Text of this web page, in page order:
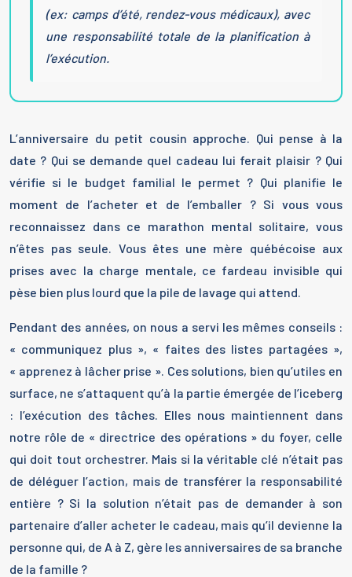
(ex: camps d’été, rendez-vous médicaux), avec
une responsabilité totale de la planification à
l’exécution.
L’anniversaire du petit cousin approche. Qui pense à la
date ? Qui se demande quel cadeau lui ferait plaisir ? Qui
vérifie si le budget familial le permet ? Qui planifie le
moment de l’acheter et de l’emballer ? Si vous vous
reconnaissez dans ce marathon mental solitaire, vous
n’êtes pas seule. Vous êtes une mère québécoise aux
prises avec la charge mentale, ce fardeau invisible qui
pèse bien plus lourd que la pile de lavage qui attend.
Pendant des années, on nous a servi les mêmes conseils :
« communiquez plus », « faites des listes partagées »,
« apprenez à lâcher prise ». Ces solutions, bien qu’utiles en
surface, ne s’attaquent qu’à la partie émergée de l’iceberg
: l’exécution des tâches. Elles nous maintiennent dans
notre rôle de « directrice des opérations » du foyer, celle
qui doit tout orchestrer. Mais si la véritable clé n’était pas
de déléguer l’action, mais de transférer la responsabilité
entière ? Si la solution n’était pas de demander à son
partenaire d’aller acheter le cadeau, mais qu’il devienne la
personne qui, de A à Z, gère les anniversaires de sa branche
de la famille ?